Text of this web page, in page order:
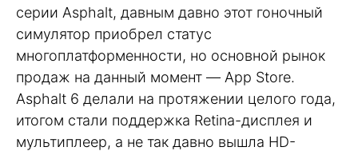
серии Asphalt, давным давно этот гоночный
симулятор приобрел статус
многоплатформенности, но основной рынок
продаж на данный момент — App Store.
Asphalt 6 делали на протяжении целого года,
итогом стали поддержка Retina-дисплея и
мультиплеер, а не так давно вышла HD-